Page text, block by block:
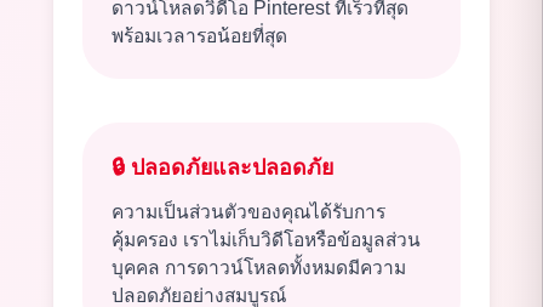
ดาวน์โหลดวิดีโอ Pinterest ที่เร็วที่สุด
พร้อมเวลารอน้อยที่สุด
🔒 ปลอดภัยและปลอดภัย
ความเป็นส่วนตัวของคุณได้รับการ
คุ้มครอง เราไม่เก็บวิดีโอหรือข้อมูลส่วน
บุคคล การดาวน์โหลดทั้งหมดมีความ
ปลอดภัยอย่างสมบูรณ์